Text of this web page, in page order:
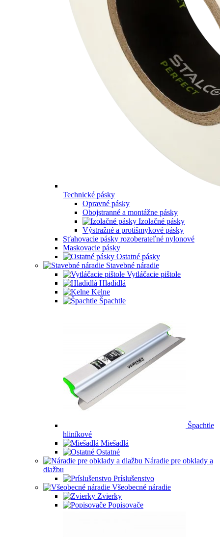
Technické pásky
Opravné pásky
Obojstranné a montážne pásky
Izolačné pásky
Výstražné a protišmykové pásky
Sťahovacie pásky rozoberateľné nylonové
Maskovacie pásky
Ostatné pásky
Stavebné náradie
Vytláčacie pištole
Hladidlá
Kelne
Špachtle
Špachtle
hliníkové
Miešadlá
Ostatné
Náradie pre obklady a
dlažbu
Príslušenstvo
Všeobecné náradie
Zvierky
Popisovače